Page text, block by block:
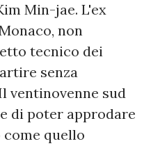
Min-jae. L'ex
non
tecnico dei
senza
ventinovenne sud
di poter approdare
quello